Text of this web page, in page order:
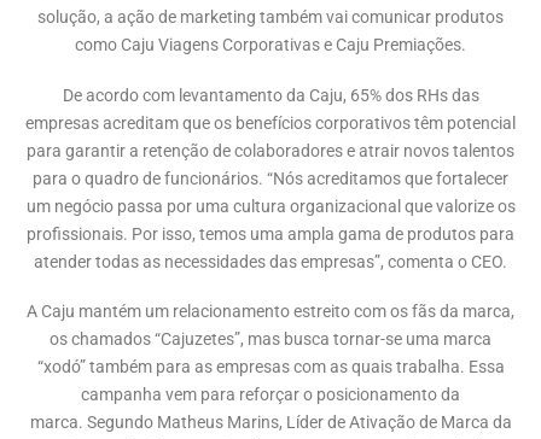
solução, a ação de marketing também vai comunicar produtos
como Caju Viagens Corporativas e Caju Premiações.
De acordo com levantamento da Caju, 65% dos RHs das
empresas acreditam que os benefícios corporativos têm potencial
para garantir a retenção de colaboradores e atrair novos talentos
para o quadro de funcionários. “Nós acreditamos que fortalecer
um negócio passa por uma cultura organizacional que valorize os
profissionais. Por isso, temos uma ampla gama de produtos para
atender todas as necessidades das empresas”, comenta o CEO.
A Caju mantém um relacionamento estreito com os fãs da marca,
os chamados “Cajuzetes”, mas busca tornar-se uma marca
“xodó” também para as empresas com as quais trabalha. Essa
campanha vem para reforçar o posicionamento da
marca. Segundo Matheus Marins, Líder de Ativação de Marca da